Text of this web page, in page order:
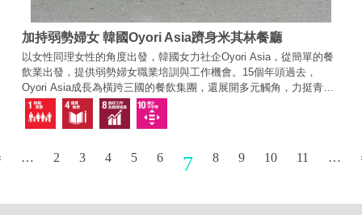
加持弱勢婦女 韓國Oyori Asia躋身米其林餐廳
以女性同理女性的角度出發，韓國女力社企Oyori Asia，從簡單的餐
飲業出發，提供弱勢婦女職業培訓與工作機會。15個年頭過去，
Oyori Asia成長為橫跨三國的餐飲集團，還展開多元觸角，力挺青年
創業、地方創生等產業，造福社會上更多需要幫助的人。
… 2 3 4 5 6 7 8 9 10 11 …